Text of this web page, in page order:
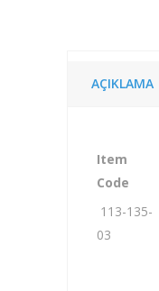
AÇIKLAMA
Item
Code
113-135-
03